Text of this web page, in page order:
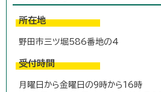
所在地
野田市三ツ堀586番地の4
受付時間
月曜日から金曜日の9時から16時